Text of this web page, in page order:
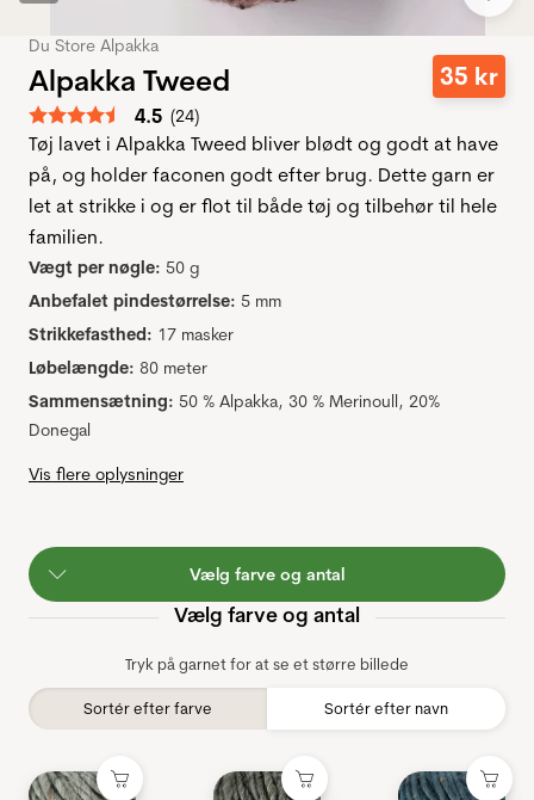
Du Store Alpakka
Alpakka Tweed
Gennemsnitlig vurdering:
4.5 (stemmer:
24)
35 kr
Tøj lavet i Alpakka Tweed bliver blødt og godt at have
på, og holder faconen godt efter brug. Dette garn er
let at strikke i og er flot til både tøj og tilbehør til hele
familien.
Vægt per nøgle: 50 g
Anbefalet pindestørrelse: 5 mm
Strikkefasthed: 17 masker
Løbelængde: 80 meter
Sammensætning: 50 % Alpakka, 30 % Merinoull, 20%
Donegal
Vis flere oplysninger
Vælg farve og antal
Vælg farve og antal
Tryk på garnet for at se et større billede
Sortér efter farve Sortér efter navn